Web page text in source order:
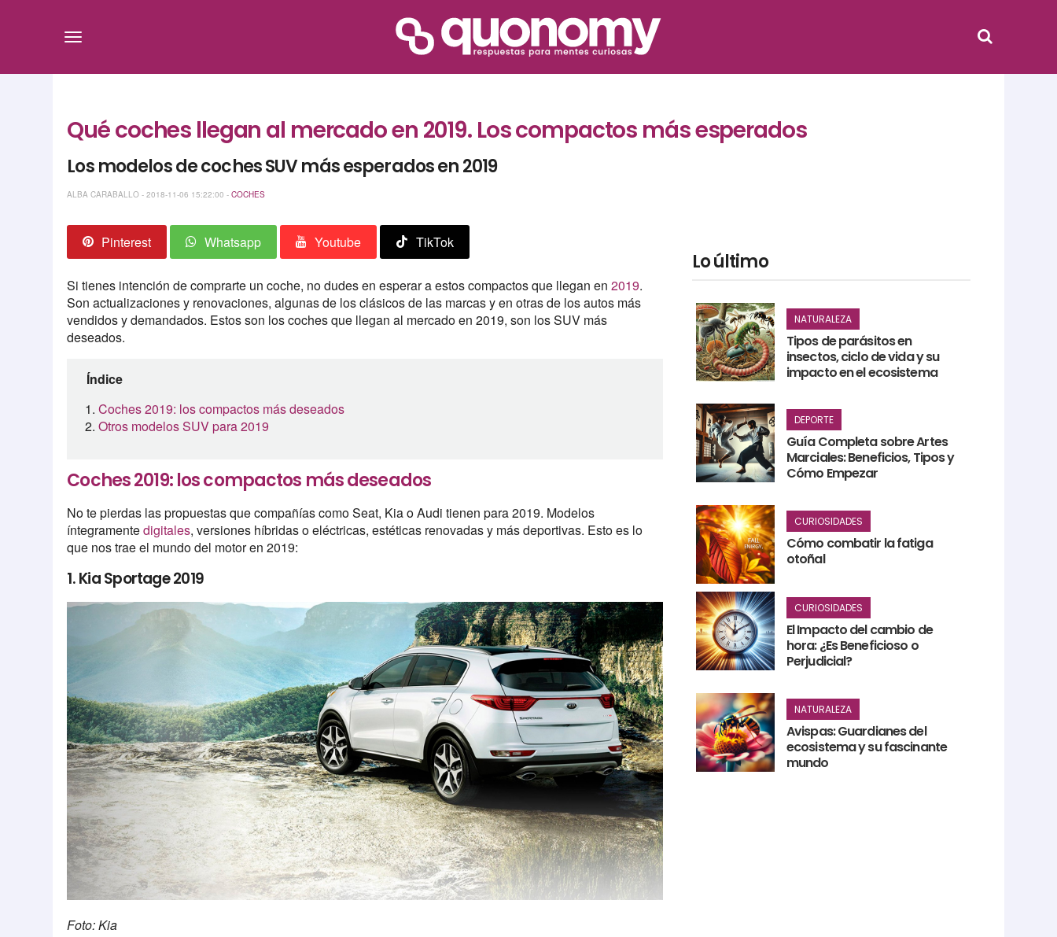
Qué coches llegan al mercado en 2019. Los compactos más esperados
Los modelos de coches SUV más esperados en 2019
ALBA CARABALLO - 2018-11-06 15:22:00 -COCHES
Pinterest Whatsapp Youtube TikTok
Si tienes intención de comprarte un coche, no dudes en esperar a estos compactos que llegan en2019.
Son actualizaciones y renovaciones, algunas de los clásicos de las marcas y en otras de los autos más
vendidos y demandados. Estos son los coches que llegan al mercado en 2019, son los SUV más
deseados.
Índice
Coches 2019: los compactos más deseados
Otros modelos SUV para 2019
Coches 2019: los compactos más deseados
No te pierdas las propuestas que compañías como Seat, Kia o Audi tienen para 2019. Modelos
íntegramentedigitales, versiones híbridas o eléctricas, estéticas renovadas y más deportivas. Esto es lo
que nos trae el mundo del motor en 2019:
1. Kia Sportage 2019
Foto: Kia
Lo último
NATURALEZA
Tipos de parásitos en
insectos, ciclo de vida y su
impacto en el ecosistema
DEPORTE
Guía Completa sobre Artes
Marciales: Beneficios, Tipos y
Cómo Empezar
CURIOSIDADES
Cómo combatir la fatiga
otoñal
CURIOSIDADES
El Impacto del cambio de
hora: ¿Es Beneficioso o
Perjudicial?
NATURALEZA
Avispas: Guardianes del
ecosistema y su fascinante
mundo